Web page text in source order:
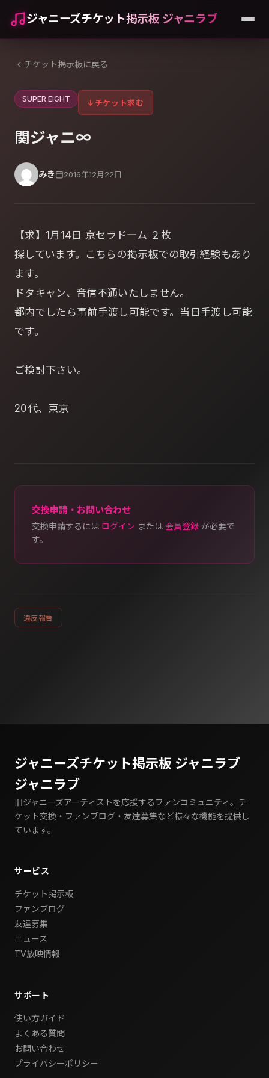
ジャニーズチケット掲示板 ジャニラブ
チケット掲示板に戻る
SUPER EIGHT ↓ チケット求む
関ジャニ∞
みき 2016年12月22日
【求】1月14日 京セラドーム ２枚
探しています。こちらの掲示板での取引経験もあり
ます。
ドタキャン、音信不通いたしません。
都内でしたら事前手渡し可能です。当日手渡し可能
です。
ご検討下さい。
20代、東京
交換申請・お問い合わせ
交換申請するには ログイン または 会員登録 が必要で
す。
違反報告
ジャニーズチケット掲示板 ジャニラブ
ジャニラブ
旧ジャニーズアーティストを応援するファンコミュニティ。チ
ケット交換・ファンブログ・友達募集など様々な機能を提供し
ています。
サービス
チケット掲示板
ファンブログ
友達募集
ニュース
TV放映情報
サポート
使い方ガイド
よくある質問
お問い合わせ
プライバシーポリシー